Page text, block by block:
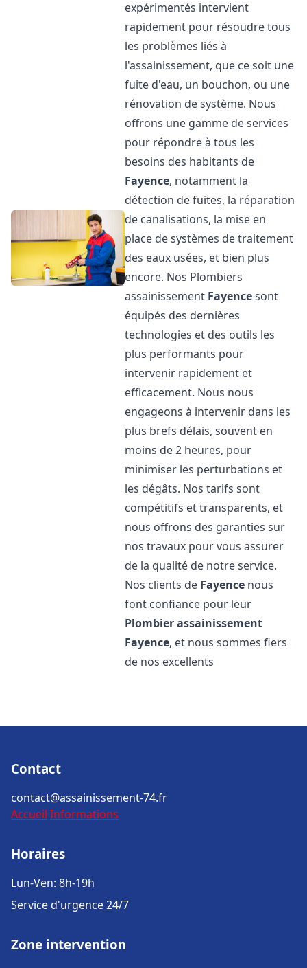
expérimentés intervient
rapidement pour résoudre tous
les problèmes liés à
l'assainissement, que ce soit une
fuite d'eau, un bouchon, ou une
rénovation de système. Nous
offrons une gamme de services
pour répondre à tous les
besoins des habitants de
Fayence, notamment la
détection de fuites, la réparation
de canalisations, la mise en
place de systèmes de traitement
des eaux usées, et bien plus
encore. Nos Plombiers
assainissement Fayencesont
équipés des dernières
technologies et des outils les
plus performants pour
intervenir rapidement et
efficacement. Nous nous
engageons à intervenir dans les
plus brefs délais, souvent en
moins de 2 heures, pour
minimiser les perturbations et
les dégâts. Nos tarifs sont
compétitifs et transparents, et
nous offrons des garanties sur
nos travaux pour vous assurer
de la qualité de notre service.
Nos clients de Fayence nous
font confiance pour leur
Plombier assainissement
Fayence, et nous sommes fiers
de nos excellents
Contact
contact@assainissement-74.fr
Accueil Informations
Horaires
Lun-Ven: 8h-19h
Service d'urgence 24/7
Zone intervention